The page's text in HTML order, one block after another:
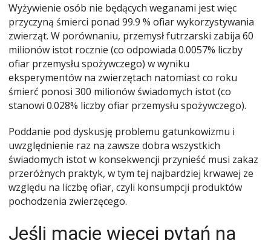
Wyżywienie osób nie będących weganami jest więc
przyczyną śmierci ponad 99.9 % ofiar wykorzystywania
zwierząt. W porównaniu, przemysł futrzarski zabija 60
milionów istot rocznie (co odpowiada 0.0057% liczby
ofiar przemysłu spożywczego) w wyniku
eksperymentów na zwierzętach natomiast co roku
śmierć ponosi 300 milionów świadomych istot (co
stanowi 0.028% liczby ofiar przemysłu spożywczego).
Poddanie pod dyskusję problemu gatunkowizmu i
uwzględnienie raz na zawsze dobra wszystkich
świadomych istot w konsekwencji przynieść musi zakaz
przeróżnych praktyk, w tym tej najbardziej krwawej ze
względu na liczbę ofiar, czyli konsumpcji produktów
pochodzenia zwierzęcego.
Jeśli macie więcej pytań na